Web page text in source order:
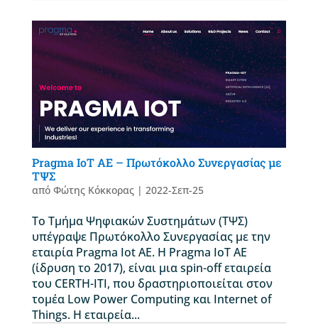
Pragma IoT AE – Πρωτόκολλο Συνεργασίας με
ΤΨΣ
από Φώτης Κόκκορας| 2022-Σεπ-25
Το Τμήμα Ψηφιακών Συστημάτων (ΤΨΣ)
υπέγραψε Πρωτόκολλο Συνεργασίας με την
εταιρία Pragma Iot ΑΕ. Η Pragma IoT AE
(ίδρυση το 2017), είναι μια spin-off εταιρεία
του CERTH-ITI, που δραστηριοποιείται στον
τομέα Low Power Computing και Internet of
Things. Η εταιρεία...